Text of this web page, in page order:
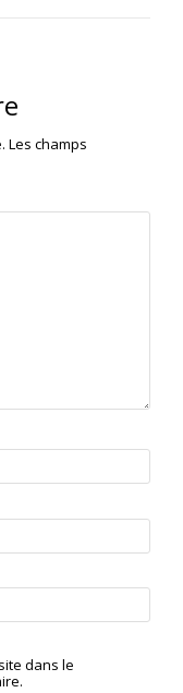
Les champs
dans le